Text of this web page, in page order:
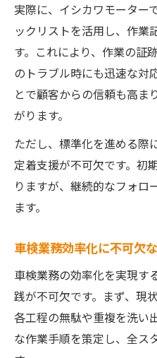
実際に、イシカワモーター
ックリストを活用し、作業
す。これにより、作業の証
のトラブル時にも迅速な対
とで顧客からの信頼も高ま
がります。
ただし、標準化を進める際
定着支援が不可欠です。初
りますが、継続的なフォロ
ます。
車検業務効率化に不可欠
車検業務の効率化を実現す
践が不可欠です。まず、現
各工程の無駄や重複を洗い
な作業手順を策定し、全ス